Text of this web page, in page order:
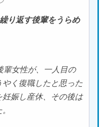
り返す後輩をうらめ
輩女性が、一人目の
く復職したと思った
妊娠し産休、その後は